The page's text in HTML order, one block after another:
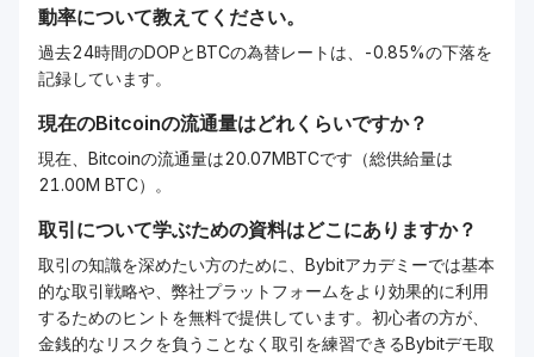
動率について教えてください。
過去24時間のDOPとBTCの為替レートは、-0.85%の下落を
記録しています。
現在のBitcoinの流通量はどれくらいですか？
現在、Bitcoinの流通量は20.07MBTCです（総供給量は
21.00M BTC）。
取引について学ぶための資料はどこにありますか？
取引の知識を深めたい方のために、Bybitアカデミーでは基本
的な取引戦略や、弊社プラットフォームをより効果的に利用
するためのヒントを無料で提供しています。初心者の方が、
金銭的なリスクを負うことなく取引を練習できるBybitデモ取